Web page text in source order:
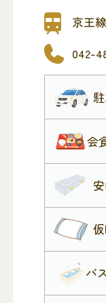
どの小規模
まで人数に
す。 また
ビデオ等
調布市民
扱店・稲
葬儀取扱店
京王
042-
会
バ